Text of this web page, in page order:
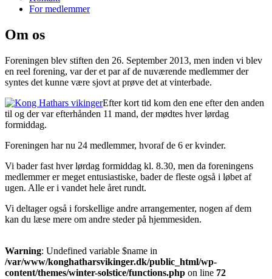
For medlemmer
Om os
Foreningen blev stiften den 26. September 2013, men inden vi blev
en reel forening, var der et par af de nuværende medlemmer der
syntes det kunne være sjovt at prøve det at vinterbade.
Efter kort tid kom den ene efter den anden
til og der var efterhånden 11 mand, der mødtes hver lørdag
formiddag.
Foreningen har nu 24 medlemmer, hvoraf de 6 er kvinder.
Vi bader fast hver lørdag formiddag kl. 8.30, men da foreningens
medlemmer er meget entusiastiske, bader de fleste også i løbet af
ugen. Alle er i vandet hele året rundt.
Vi deltager også i forskellige andre arrangementer, nogen af dem
kan du læse mere om andre steder på hjemmesiden.
Warning: Undefined variable $name in
/var/www/konghatharsvikinger.dk/public_html/wp-
content/themes/winter-solstice/functions.php on line 72